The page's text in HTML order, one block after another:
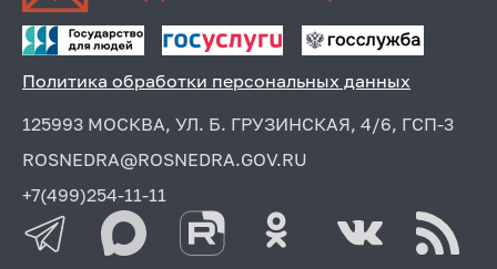
Политика обработки персональных данных
125993 МОСКВА, УЛ. Б. ГРУЗИНСКАЯ, 4/6, ГСП-3
ROSNEDRA@ROSNEDRA.GOV.RU
+7(499)254-11-11